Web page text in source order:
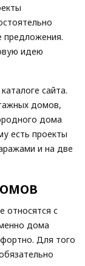
предложения.
идею
сайта.
домов,
дома
есть проекты
и на две
относятся с
дома
Для того